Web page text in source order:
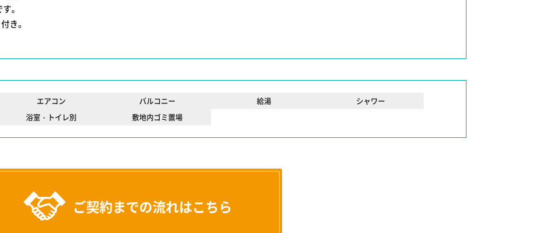
。
き。
エアコン バルコニー 給湯
シャワー
浴室・トイレ別
敷地内ゴミ置場
ご契約までの流れはこちら